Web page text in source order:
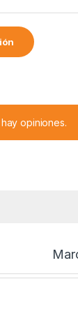
opiniones.